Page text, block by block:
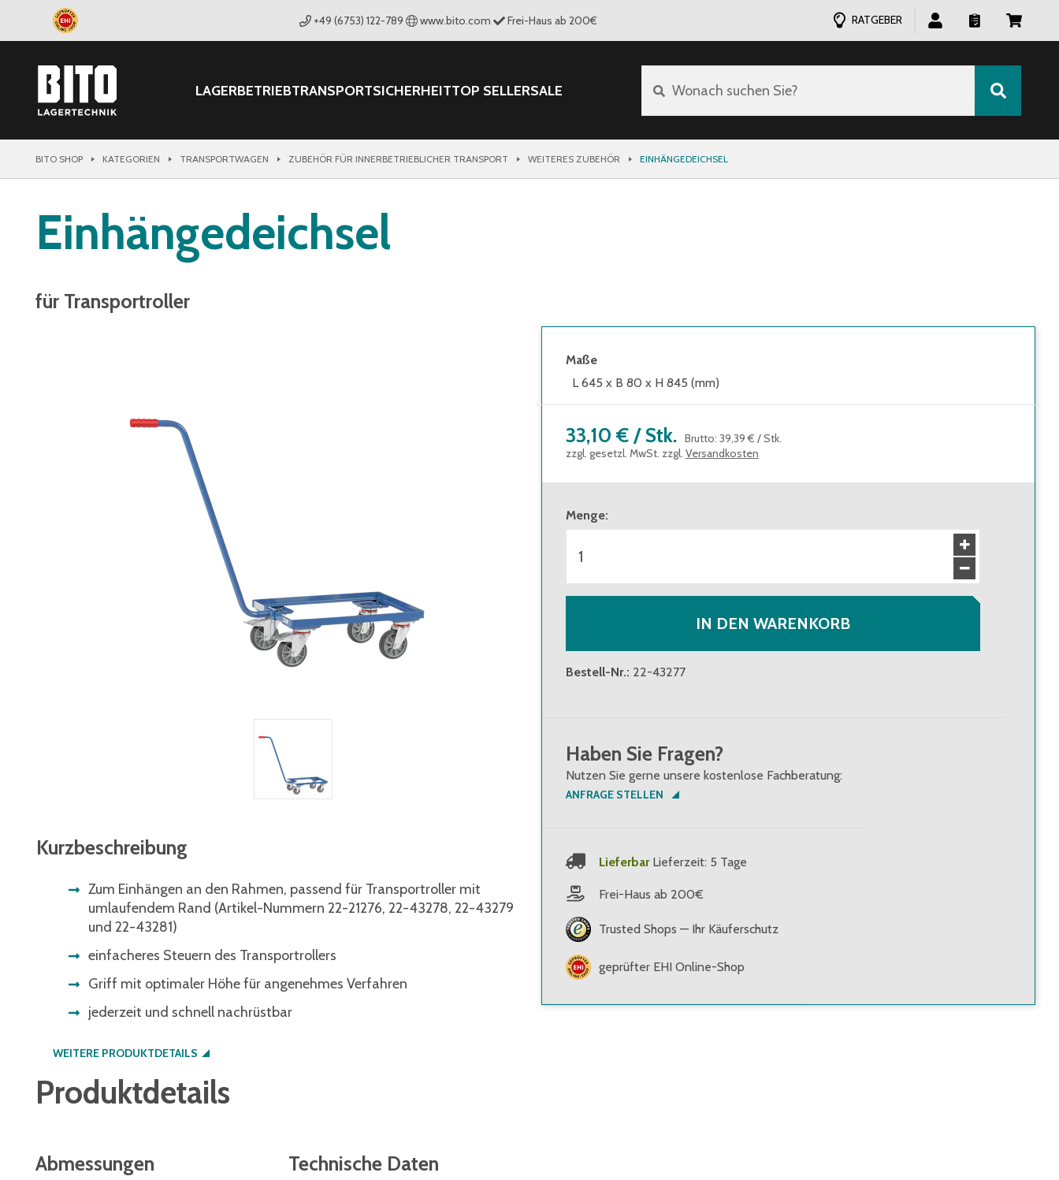
+49 (6753) 122-789 www.bito.com Frei-Haus ab 200€ RATGEBER
LAGERBETRIEBTRANSPORTSICHERHEITTOP SELLERSALE Wonach suchen Sie?
BITO SHOP KATEGORIEN TRANSPORTWAGEN ZUBEHÖR FÜR INNERBETRIEBLICHER TRANSPORT WEITERES ZUBEHÖR EINHÄNGEDEICHSEL
Einhängedeichsel
für Transportroller
Kurzbeschreibung
Zum Einhängen an den Rahmen, passend für Transportroller mit
umlaufendem Rand (Artikel-Nummern 22-21276, 22-43278, 22-43279
und 22-43281)
einfacheres Steuern des Transportrollers
Griff mit optimaler Höhe für angenehmes Verfahren
jederzeit und schnell nachrüstbar
WEITERE PRODUKTDETAILS
Produktdetails
Abmessungen Technische Daten
Maße
L 645 x B 80 x H 845 (mm)
33,10 € / Stk. Brutto: 39,39 € /Stk.
zzgl. gesetzl. MwSt. zzgl. Versandkosten
Menge:
IN DEN WARENKORB
Bestell-Nr.: 22-43277
Haben Sie Fragen?
Nutzen Sie gerne unsere kostenlose Fachberatung:
ANFRAGE STELLEN
Lieferbar Lieferzeit: 5 Tage
Frei-Haus ab 200€
Trusted Shops — Ihr Käuferschutz
geprüfter EHI Online-Shop